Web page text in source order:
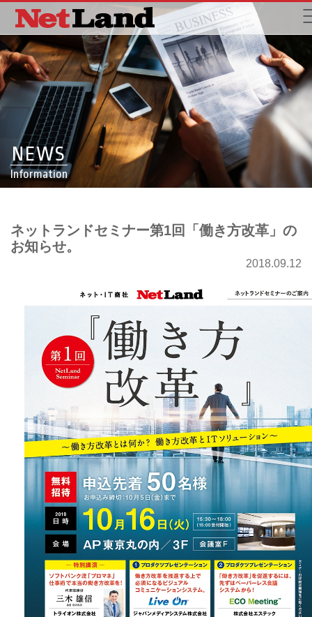
NEWS
Information
ネットランドセミナー第1回「働き方改革」の
お知らせ。
2018.09.12